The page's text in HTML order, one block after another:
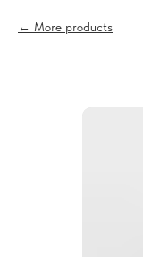
More products